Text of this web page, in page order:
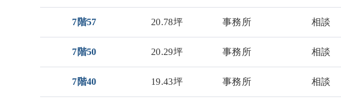
7階57 20.78坪 事務所 相談
7階50 20.29坪 事務所 相談
7階40 19.43坪 事務所 相談